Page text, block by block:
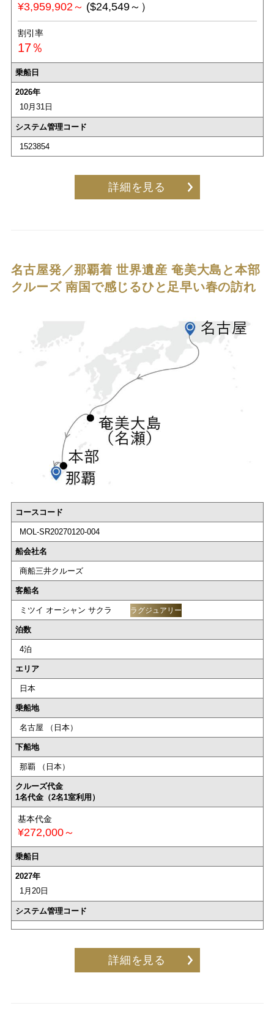
¥3,959,902～ ($24,549～）
割引率
17％
乗船日
2026年
10月31日
システム管理コード
1523854
詳細を見る
名古屋発／那覇着 世界遺産 奄美大島と本部
クルーズ南国で感じるひと足早い春の訪れ
コースコード
MOL-SR20270120-004
船会社名
商船三井クルーズ
客船名
ミツイ オーシャン サクラ ラグジュアリー
泊数
4泊
エリア
日本
乗船地
名古屋 （日本）
下船地
那覇 （日本）
クルーズ代金
1名代金（2名1室利用）
基本代金
¥272,000～
乗船日
2027年
1月20日
システム管理コード
詳細を見る